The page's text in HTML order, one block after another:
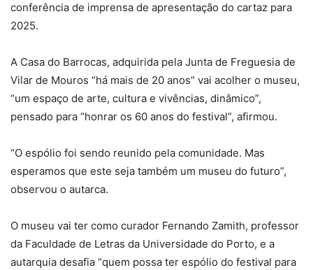
conferência de imprensa de apresentação do cartaz para
2025.
A Casa do Barrocas, adquirida pela Junta de Freguesia de
Vilar de Mouros “há mais de 20 anos” vai acolher o museu,
“um espaço de arte, cultura e vivências, dinâmico”,
pensado para “honrar os 60 anos do festival”, afirmou.
“O espólio foi sendo reunido pela comunidade. Mas
esperamos que este seja também um museu do futuro”,
observou o autarca.
O museu vai ter como curador Fernando Zamith, professor
da Faculdade de Letras da Universidade do Porto, e a
autarquia desafia “quem possa ter espólio do festival para